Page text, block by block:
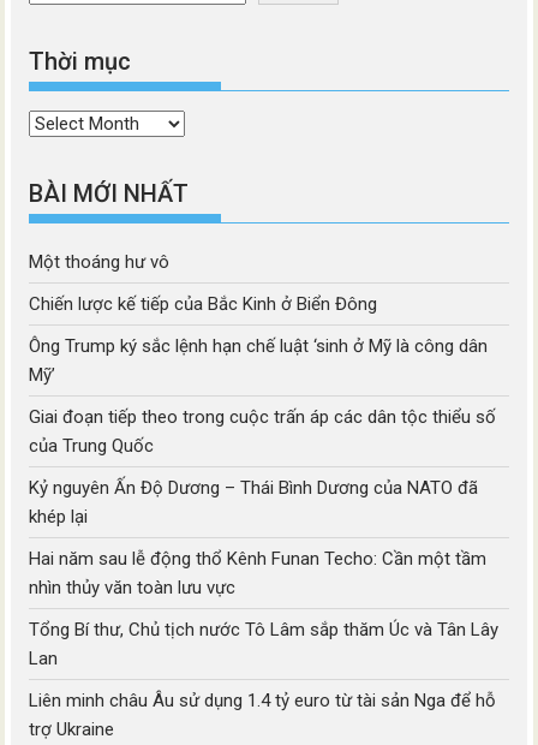
Thời mục
Thời
BÀI MỚI NHẤT
Một thoáng hư vô
Chiến lược kế tiếp của Bắc Kinh ở Biển Đông
Ông Trump ký sắc lệnh hạn chế luật ‘sinh ở Mỹ là công dân
Mỹ’
Giai đoạn tiếp theo trong cuộc trấn áp các dân tộc thiểu số
của Trung Quốc
Kỷ nguyên Ấn Độ Dương – Thái Bình Dương của NATO đã
khép lại
Hai năm sau lễ động thổ Kênh Funan Techo: Cần một tầm
nhìn thủy văn toàn lưu vực
Tổng Bí thư, Chủ tịch nước Tô Lâm sắp thăm Úc và Tân Lây
Lan
Liên minh châu Âu sử dụng 1.4 tỷ euro từ tài sản Nga để hỗ
trợ Ukraine